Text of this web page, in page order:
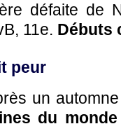
défaite de
11e. Débuts
peur
un
du